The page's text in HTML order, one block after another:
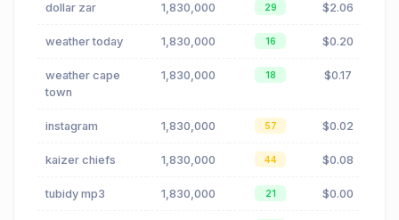
dollar zar 1,830,000 29 $2.06
weather today 1,830,000 16 $0.20
weather cape
town
1,830,000 18 $0.17
instagram 1,830,000 57 $0.02
kaizer chiefs 1,830,000 44 $0.08
tubidy mp3 1,830,000 21 $0.00